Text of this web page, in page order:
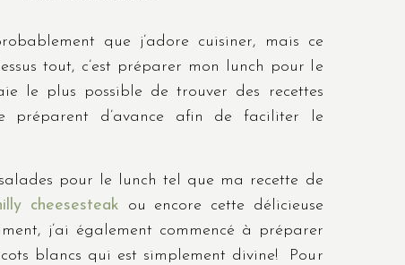
que j’adore cuisiner, mais ce
tout, c’est préparer mon lunch pour le
le plus possible de trouver des recettes
préparent d’avance afin de faciliter le
salades pour le lunch tel que ma recette de
cheesesteak ou encore cette délicieuse
j’ai également commencé à préparer
blancs qui est simplement divine! Pour